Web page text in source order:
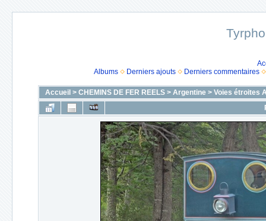
Albums
Derniers ajouts Derniers commentaires
Accueil > CHEMINS DE FER REELS> Argentine> Voies étroites